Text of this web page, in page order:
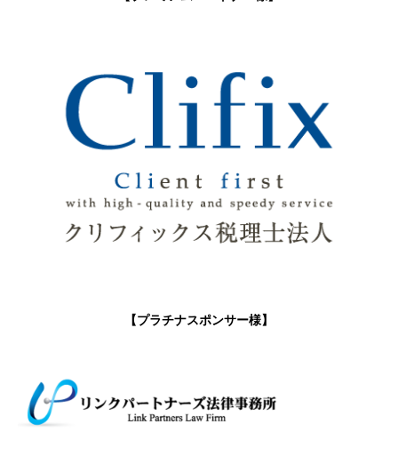
【プラチナスポンサー様】